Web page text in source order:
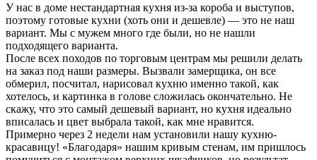
У нас в доме нестандартная кухня из-за короба и выступов,
поэтому готовые кухни (хоть они и дешевле) — это не наш
вариант. Мы с мужем много где были, но не нашли
подходящего варианта.
После всех походов по торговым центрам мы решили делать
на заказ под наши размеры. Вызвали замерщика, он все
обмерил, посчитал, нарисовал кухню именно такой, как
хотелось, и картинка в голове сложилась окончательно. Не
скажу, что это самый дешевый вариант, но кухня идеально
вписалась и цвет выбрала такой, как мне нравится.
Примерно через 2 недели нам установили нашу кухню-
красавицу! «Благодаря» нашим кривым стенам, им пришлось